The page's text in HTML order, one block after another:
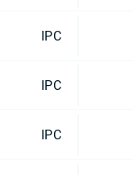
IPC
IPC
IPC